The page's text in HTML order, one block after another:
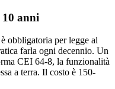
anni
obbligatoria per legge al
farla ogni decennio. Un
CEI 64-8, la funzionalità
a terra. Il costo è 150-